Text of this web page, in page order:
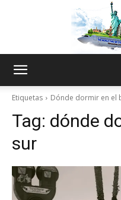
Etiquetas Dónde dormir en el
Tag: dónde
sur